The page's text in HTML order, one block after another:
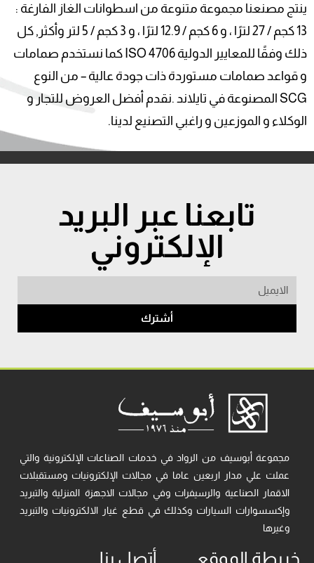
ينتج مصنعنا مجموعة متنوعة من اسطوانات الغاز الفارغة :
13 كجم / 27 لترًا ، و 6 كجم / 12.9 لترًا ، و 3 كجم / 5 لتر وأكثر, كل
ذلك وفقًا للمعايير الدولية ISO 4706 كما نستخدم صمامات
و قواعد صمامات مستوردة ذات جودة عالية – من النوع
SCG المصنوعة في تايلاند .نقدم أفضل العروض للتجار و
الوكلاء و الموزعين و راغبي التصنيع لدينا.
تابعنا عبر البريد
الإلكتروني
أشترك
مجموعة أبوسيف من الرواد في خدمات الصناعات الإلكترونية والتي
عملت علي مدار اربعين عاما في مجالات الإلكترونيات ومستقبلات
الاقمار الصناعية والرسيفرات وفي مجالات الاجهزة المنزلية والتبريد
وإكسسوارات السيارات وكذلك في قطع غيار الالكترونيات والتبريد
وغيرها
خريطة الموقع أتصل بنا